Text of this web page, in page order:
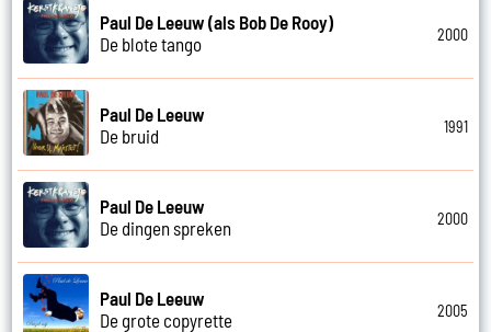
Paul De Leeuw (als Bob De Rooy)
De blote tango
2000
Paul De Leeuw
De bruid
1991
Paul De Leeuw
De dingen spreken
2000
Paul De Leeuw
De grote copyrette
2005